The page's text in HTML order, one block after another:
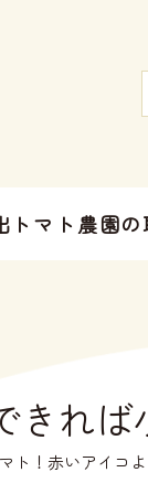
トマト農園
れば
！赤いアイコ